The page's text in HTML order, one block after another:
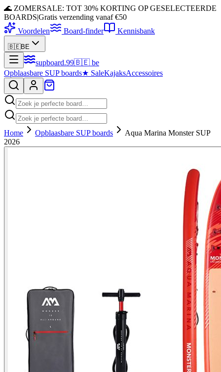
🌊 ZOMERSALE: TOT 30% KORTING OP GESELECTEERDE
BOARDS|Gratis verzending vanaf €50
Voordelen
Board-finder Kennisbank
🇧🇪BE
supboard.99🇧🇪 be
Opblaasbare SUP boards★ SaleKajaksAccessoires
Home Opblaasbare SUP boards
Aqua Marina Monster SUP
2026